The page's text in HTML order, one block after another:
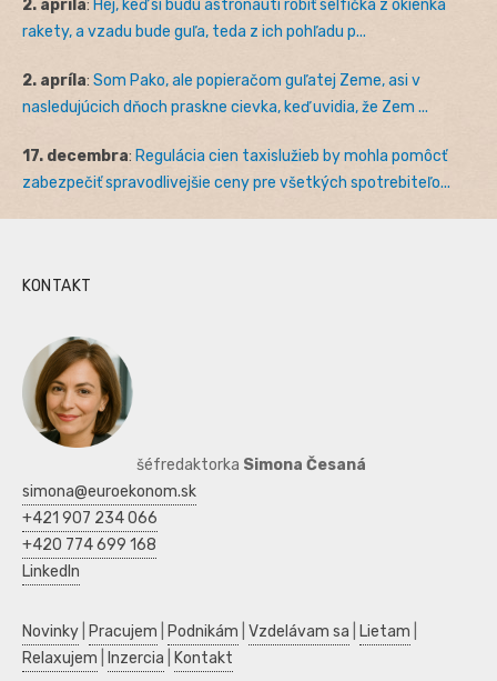
2. apríla: Hej, keď si budú astronauti robiť selfíčka z okienka
rakety, a vzadu bude guľa, teda z ich pohľadu p...
2. apríla: Som Pako, ale popieračom guľatej Zeme, asi v
nasledujúcich dňoch praskne cievka, keď uvidia, že Zem ...
17. decembra: Regulácia cien taxislužieb by mohla pomôcť
zabezpečiť spravodlivejšie ceny pre všetkých spotrebiteľo...
KONTAKT
šéfredaktorka Simona Česaná
simona@euroekonom.sk
+421 907 234 066
+420 774 699 168
LinkedIn
Novinky Pracujem Podnikám Vzdelávam sa Lietam
Relaxujem
Inzercia Kontakt